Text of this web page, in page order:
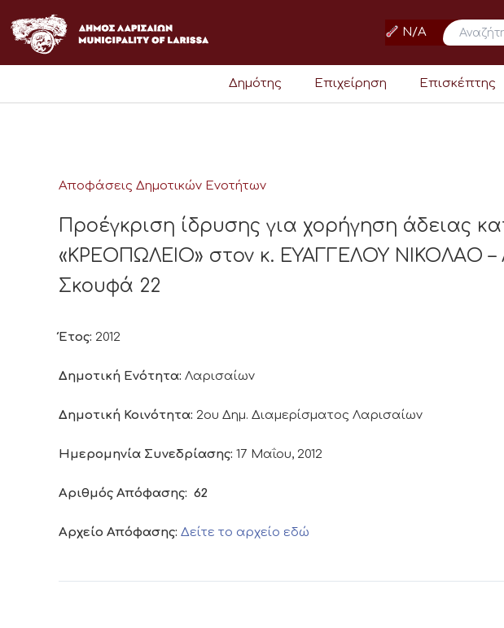
στο
περιεχόμενο
N/A
Δημότης Επιχείρηση Επισκέπτης
Αποφάσεις Δημοτικών Ενοτήτων
Προέγκριση ίδρυσης για χορήγηση άδειας
«ΚΡΕΟΠΩΛΕΙΟ» στον κ. ΕΥΑΓΓΕΛΟΥ ΝΙΚΟΛΑΟ
Σκουφά 22
Έτος: 2012
Δημοτική Ενότητα: Λαρισαίων
Δημοτική Κοινότητα: 2ου Δημ. Διαμερίσματος Λαρισαίων
Ημερομηνία Συνεδρίασης: 17 Μαΐου, 2012
Αριθμός Απόφασης: 62
Αρχείο Απόφασης: Δείτε το αρχείο εδώ